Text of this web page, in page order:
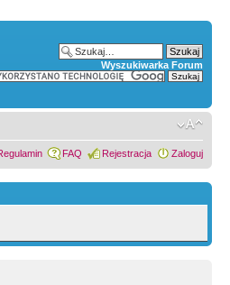
Wyszukiwarka Forum
FAQ Rejestracja Zaloguj